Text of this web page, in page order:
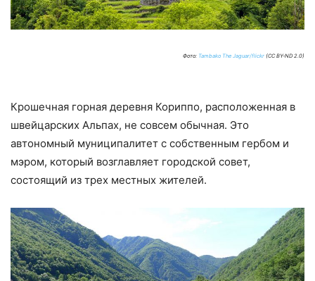
Фото: Tambako The Jaguar/flickr (CC BY-ND 2.0)
Крошечная горная деревня Кориппо, расположенная в
швейцарских Альпах, не совсем обычная. Это
автономный муниципалитет с собственным гербом и
мэром, который возглавляет городской совет,
состоящий из трех местных жителей.